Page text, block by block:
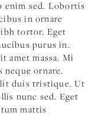
enim sed. Lobortis
in ornare
tortor. Eget
purus in.
amet massa. Mi
neque ornare.
duis tristique. Ut
nunc sed. Eget
mattis